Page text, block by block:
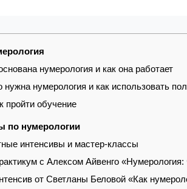
нумерология и как она работает
нужна нумерология и как использовать
пройти обучение
по нумерологии
интенсивы и мастер-классы
с Алексом Айвенго
от Светланы Беловой «Как